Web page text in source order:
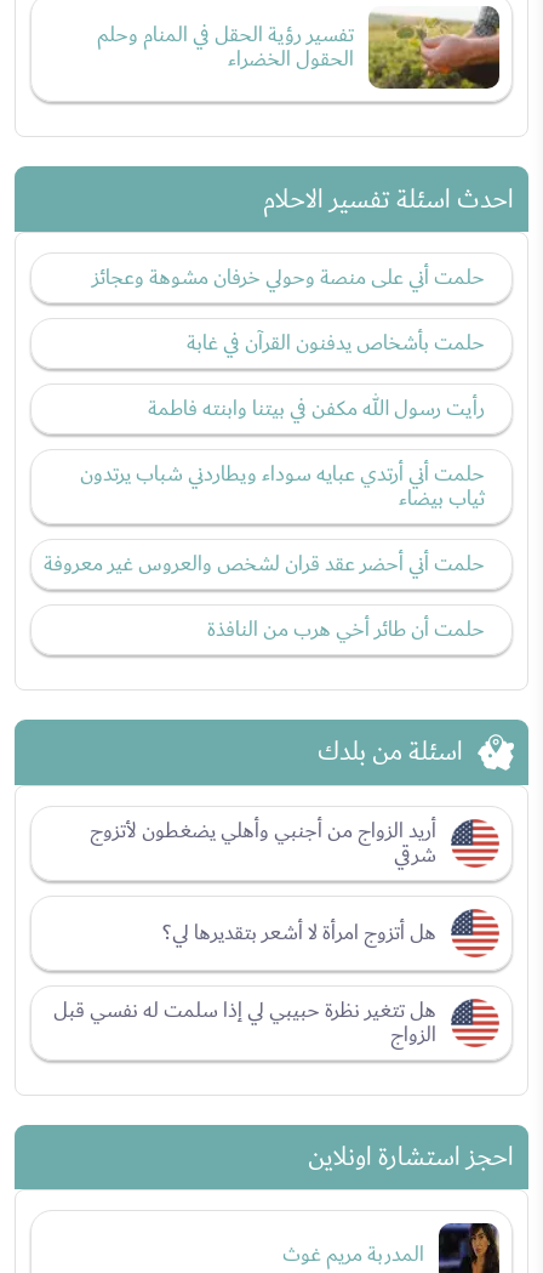
تفسير رؤية الحقل في المنام وحلم
الحقول الخضراء
احدث اسئلة تفسير الاحلام
حلمت أني على منصة وحولي خرفان مشوهة وعجائز
حلمت بأشخاص يدفنون القرآن في غابة
رأيت رسول الله مكفن في بيتنا وابنته فاطمة
حلمت أني أرتدي عبايه سوداء ويطاردني شباب يرتدون
ثياب بيضاء
حلمت أني أحضر عقد قران لشخص والعروس غير معروفة
حلمت أن طائر أخي هرب من النافذة
اسئلة من بلدك
أريد الزواج من أجنبي وأهلي يضغطون لأتزوج
شرقي
هل أتزوج امرأة لا أشعر بتقديرها لي؟
هل تتغير نظرة حبيبي لي إذا سلمت له نفسي قبل
الزواج
احجز استشارة اونلاين
المدربة مريم غوث